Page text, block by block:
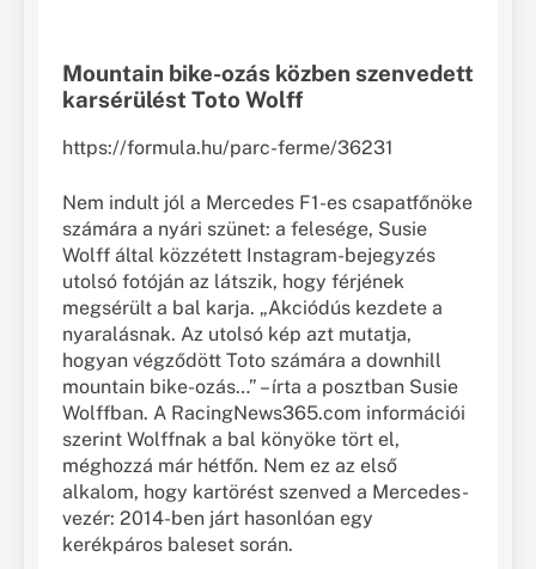
Mountain bike-ozás közben szenvedett
karsérülést Toto Wolff
https://formula.hu/parc-ferme/36231
Nem indult jól a Mercedes F1-es csapatfőnöke
számára a nyári szünet: a felesége, Susie
Wolff által közzétett Instagram-bejegyzés
utolsó fotóján az látszik, hogy férjének
megsérült a bal karja. „Akciódús kezdete a
nyaralásnak. Az utolsó kép azt mutatja,
hogyan végződött Toto számára a downhill
mountain bike-ozás…” – írta a posztban Susie
Wolffban. A RacingNews365.com információi
szerint Wolffnak a bal könyöke tört el,
méghozzá már hétfőn. Nem ez az első
alkalom, hogy kartörést szenved a Mercedes-
vezér: 2014-ben járt hasonlóan egy
kerékpáros baleset során.